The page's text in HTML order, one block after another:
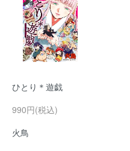
ひとり＊遊戯
990円(税込)
火鳥